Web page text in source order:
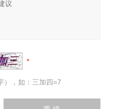
），如：三加四=7